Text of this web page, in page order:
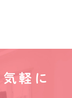
軽に